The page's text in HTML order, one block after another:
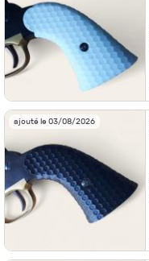
ajouté le 03/08/2026